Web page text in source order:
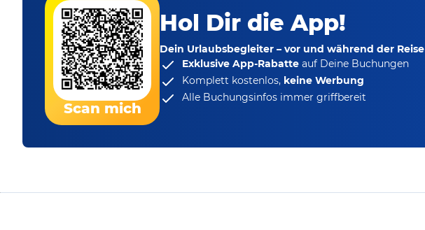
Scan mich
Hol Dir die App!
Dein Urlaubsbegleiter – vor und während der Reise
Exklusive App-Rabatte auf Deine Buchungen
Komplett kostenlos, keine Werbung
Alle Buchungsinfos immer griffbereit